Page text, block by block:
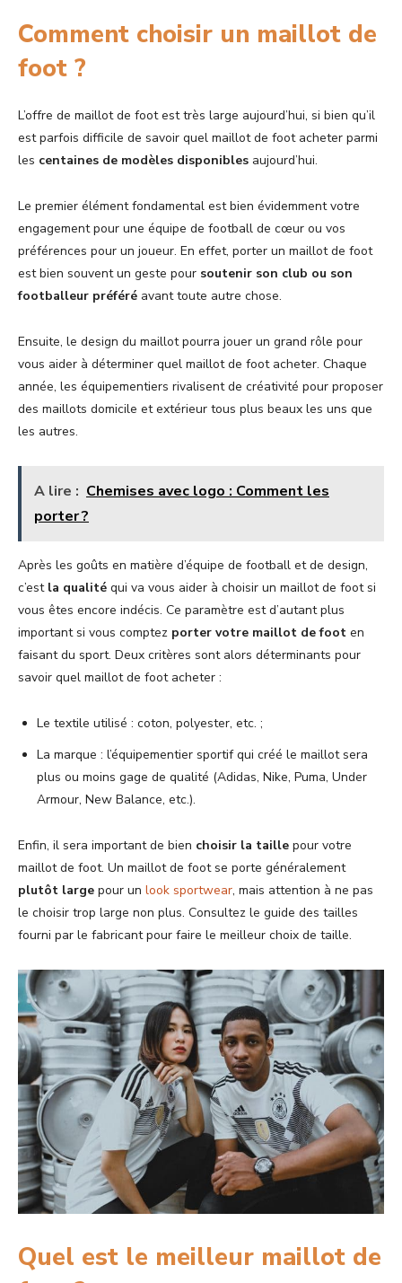
Comment choisir un maillot de
foot ?
L’offre de maillot de foot est très large aujourd’hui, si bien qu’il
est parfois difficile de savoir quel maillot de foot acheter parmi
les centaines de modèles disponibles aujourd’hui.
Le premier élément fondamental est bien évidemment votre
engagement pour une équipe de football de cœur ou vos
préférences pour un joueur. En effet, porter un maillot de foot
est bien souvent un geste pour soutenir son club ou son
footballeur préféré avant toute autre chose.
Ensuite, le design du maillot pourra jouer un grand rôle pour
vous aider à déterminer quel maillot de foot acheter. Chaque
année, les équipementiers rivalisent de créativité pour proposer
des maillots domicile et extérieur tous plus beaux les uns que
les autres.
A lire : Chemises avec logo : Comment les
porter ?
Après les goûts en matière d’équipe de football et de design,
c’estla qualité qui va vous aider à choisir un maillot de foot si
vous êtes encore indécis. Ce paramètre est d’autant plus
important si vous comptez porter votre maillot de foot en
faisant du sport. Deux critères sont alors déterminants pour
savoir quel maillot de foot acheter :
Le textile utilisé : coton, polyester, etc. ;
La marque : l’équipementier sportif qui créé le maillot sera
plus ou moins gage de qualité (Adidas, Nike, Puma, Under
Armour, New Balance, etc.).
Enfin, il sera important de bien choisir la taille pour votre
maillot de foot. Un maillot de foot se porte généralement
plutôt large pour un look sportwear, mais attention à ne pas
le choisir trop large non plus. Consultez le guide des tailles
fourni par le fabricant pour faire le meilleur choix de taille.
Quel est le meilleur maillot de